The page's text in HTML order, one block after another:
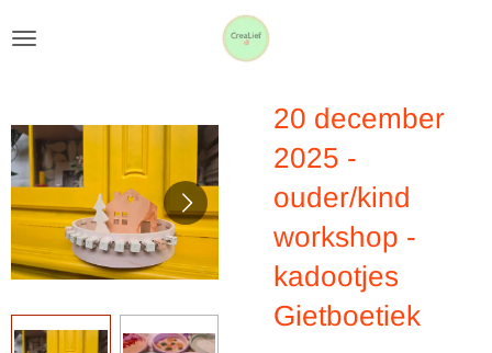
hoofdinhoud
20 december
2025 -
ouder/kind
workshop -
kadootjes
Gietboetiek